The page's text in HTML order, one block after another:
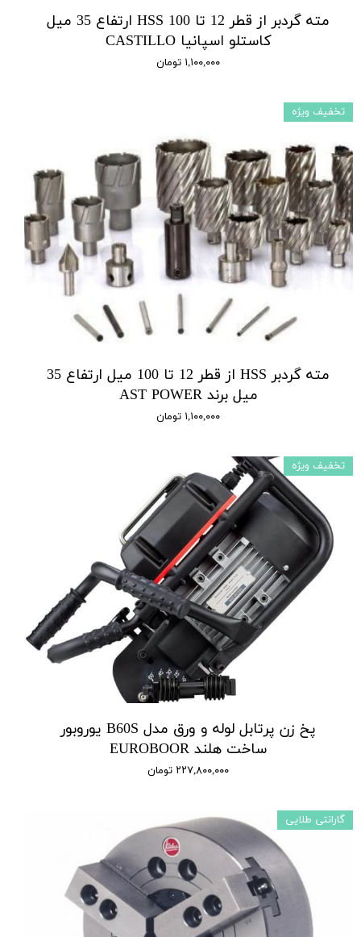
مته گردبر از قطر 12 تا 100 HSS ارتفاع 35 میل
کاستلو اسپانیا CASTILLO
۱,۱۰۰,۰۰۰ تومان
مته گردبر HSS از قطر 12 تا 100 میل ارتفاع 35
میل برند AST POWER
۱,۱۰۰,۰۰۰ تومان
تخفیف ویژه
پخ زن پرتابل لوله و ورق مدل B60S یوروبور
ساخت هلند EUROBOOR
۲۲۷,۸۰۰,۰۰۰ تومان
تخفیف ویژه
گارانتی طلایی